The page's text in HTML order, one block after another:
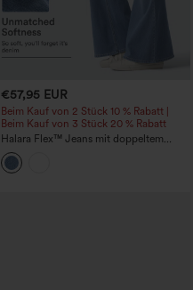
€57,95 EUR
Beim Kauf von 2 Stück 10 % Rabatt |
Beim Kauf von 3 Stück 20 % Rabatt
Halara Flex™ Jeans mit doppeltem
Bund, hoher Taille, bauchformend,
lässigem Schlag und Taschen